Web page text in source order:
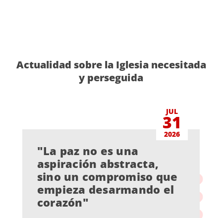
Actualidad sobre la Iglesia necesitada
y perseguida
JUL
31
2026
"La paz no es una
aspiración abstracta,
sino un compromiso que
empieza desarmando el
corazón"